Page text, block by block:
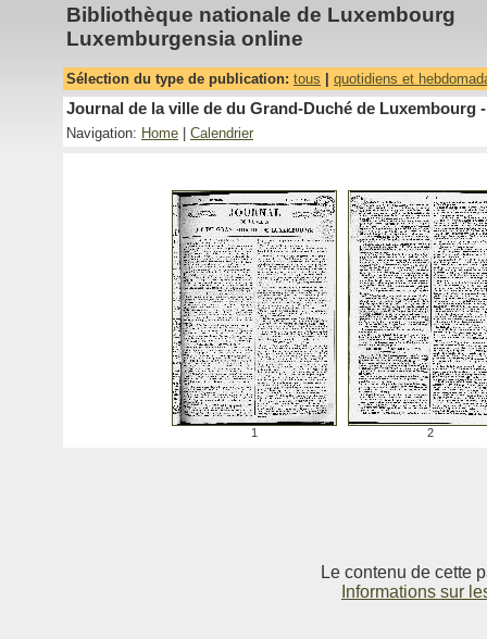
Bibliothèque nationale de Luxembourg
Luxemburgensia online
Sélection du type de publication: tous quotidiens et
Journal de la ville de du Grand-Duché de Luxembourg -
Navigation: Home Calendrier
1 2
Le contenu de cette
Informations sur